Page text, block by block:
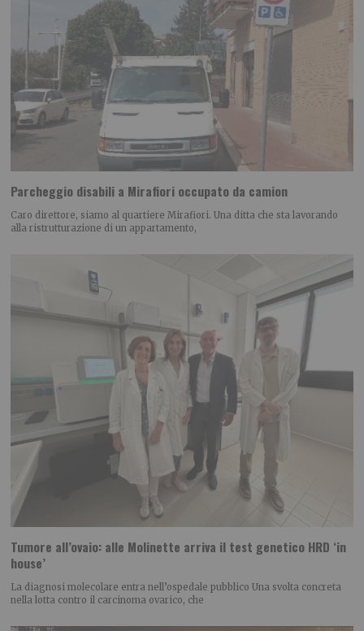
Parcheggio disabili a Mirafiori occupato da camion
Caro direttore, siamo al quartiere Mirafiori. Una ditta che sta lavorando
alla ristrutturazione di un appartamento,
Tumore all’ovaio: alle Molinette arriva il test genetico HRD ‘in
house’
La diagnosi molecolare entra nell’ospedale pubblico Una svolta concreta
nella lotta contro il carcinoma ovarico, che